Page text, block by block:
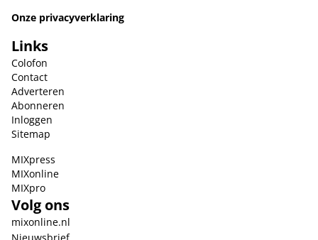
Onze privacyverklaring
Links
Colofon
Contact
Adverteren
Abonneren
Inloggen
Sitemap
MIXpress
MIXonline
MIXpro
Volg ons
mixonline.nl
Nieuwsbrief